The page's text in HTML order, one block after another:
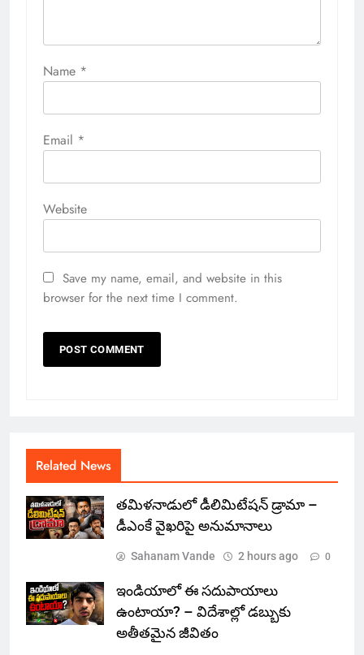
Name *
Email *
Website
Save my name, email, and website in this
browser for the next time I comment.
Related News
తమిళనాడులో డీలిమిటేషన్ డ్రామా –
డీఎంకే వైఖరిపై అనుమానాలు
Sahanam Vande 2 hours ago 0
ఇండియాలో‌ ఈ సదుపాయాలు
ఉంటాయా? – విదేశాల్లో డబ్బుకు
అతీతమైన జీవితం